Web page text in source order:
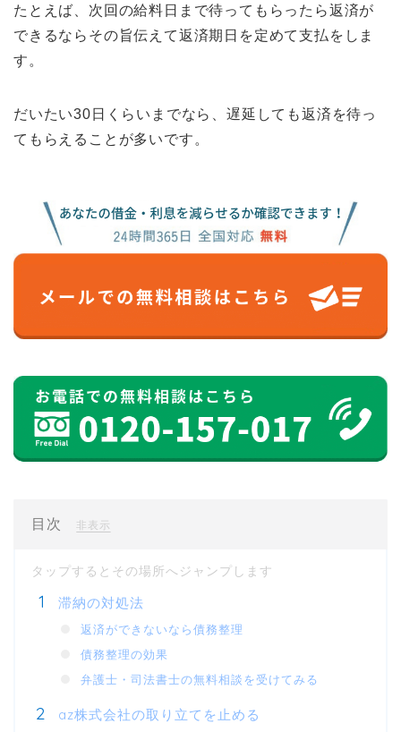
たとえば、次回の給料日まで待ってもらったら返済が
できるならその旨伝えて返済期日を定めて支払をしま
す。
だいたい30日くらいまでなら、遅延しても返済を待っ
てもらえることが多いです。
目次 非表示
滞納の対処法
返済ができないなら債務整理
債務整理の効果
弁護士・司法書士の無料相談を受けてみる
az株式会社の取り立てを止める